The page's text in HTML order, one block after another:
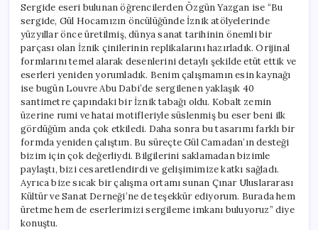
Sergide eseri bulunan öğrencilerden Özgün Yazgan ise “Bu
sergide, Gül Hocamızın öncülüğünde İznik atölyelerinde
yüzyıllar önce üretilmiş, dünya sanat tarihinin önemli bir
parçası olan İznik çinilerinin replikalarını hazırladık. Orijinal
formlarını temel alarak desenlerini detaylı şekilde etüt ettik ve
eserleri yeniden yorumladık. Benim çalışmamın esin kaynağı
ise bugün Louvre Abu Dabi’de sergilenen yaklaşık 40
santimetre çapındaki bir İznik tabağı oldu. Kobalt zemin
üzerine rumi ve hatai motifleriyle süslenmiş bu eser beni ilk
gördüğüm anda çok etkiledi. Daha sonra bu tasarımı farklı bir
formda yeniden çalıştım. Bu süreçte Gül Camadan’ın desteği
bizim için çok değerliydi. Bilgilerini saklamadan bizimle
paylaştı, bizi cesaretlendirdi ve gelişimimize katkı sağladı.
Ayrıca bize sıcak bir çalışma ortamı sunan Çınar Uluslararası
Kültür ve Sanat Derneği’ne de teşekkür ediyorum. Burada hem
üretme hem de eserlerimizi sergileme imkanı buluyoruz” diye
konuştu.